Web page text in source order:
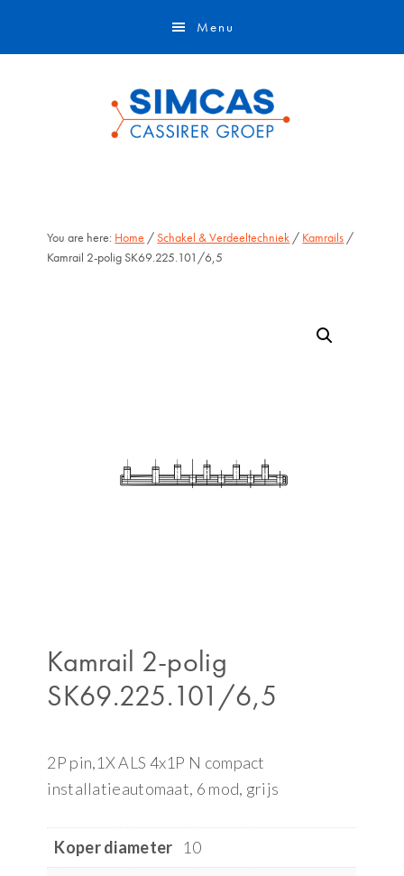
Menu
You are here: Home /Schakel & Verdeeltechniek / Kamrails /
Kamrail 2-polig SK69.225.101/6,5
Kamrail 2-polig
SK69.225.101/6,5
2P pin,1X ALS 4x1P N compact
installatieautomaat, 6 mod, grijs
Koper diameter 10